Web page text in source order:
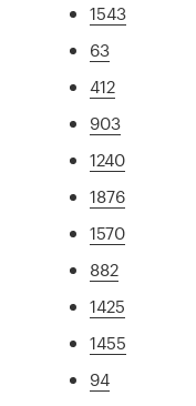
1543
63
412
903
1240
1876
1570
882
1425
1455
94